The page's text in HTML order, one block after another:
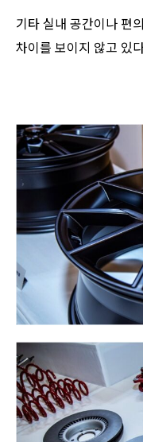
기타 실내 공간이나 편
차이를 보이지 않고 있